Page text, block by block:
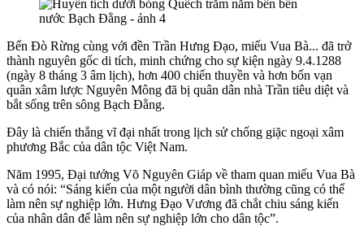
Bến Đò Rừng cùng với đền Trần Hưng Đạo, miếu Vua Bà... đã trở
thành nguyên gốc di tích, minh chứng cho sự kiện ngày 9.4.1288
(ngày 8 tháng 3 âm lịch), hơn 400 chiến thuyền và hơn bốn vạn
quân xâm lược Nguyên Mông đã bị quân dân nhà Trần tiêu diệt và
bắt sống trên sông Bạch Đằng.
Đây là chiến thắng vĩ đại nhất trong lịch sử chống giặc ngoại xâm
phương Bắc của dân tộc Việt Nam.
Năm 1995, Đại tướng Võ Nguyên Giáp về tham quan miếu Vua Bà
và có nói: “Sáng kiến của một người dân bình thường cũng có thể
làm nên sự nghiệp lớn. Hưng Đạo Vương đã chắt chiu sáng kiến
của nhân dân để làm nên sự nghiệp lớn cho dân tộc”.